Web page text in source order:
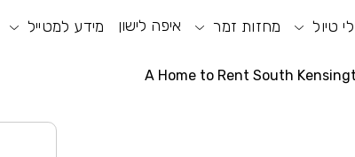
טיול מחזות זמר איפה לישון מידע למטייל
A Home to Rent South
תפריט ראשי תפריט נגישות